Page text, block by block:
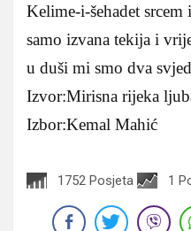
Kelime-i-šehadet srcem
samo izvana tekija i
u duši mi smo dva
Izvor:Mirisna rijeka
Izbor:Kemal Mahić
1752 Posjeta 1